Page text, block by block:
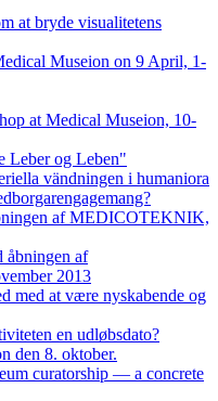
at bryde visualitetens
Museion on 9 April, 1-
at Medical Museion, 10-
Leber og Leben"
vändningen i humaniora
af MEDICOTEKNIK,
åbningen af
2013
med at være nyskabende og
en udløbsdato?
den 8. oktober.
curatorship — a concrete